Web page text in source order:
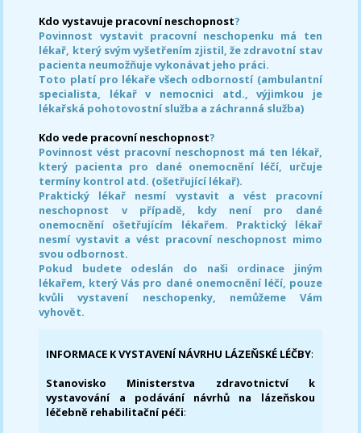
Kdo vystavuje pracovní neschopnost?
Povinnost vystavit pracovní neschopenku má ten
lékař, který svým vyšetřením zjistil, že zdravotní stav
pacienta neumožňuje vykonávat jeho práci.
Toto platí pro lékaře všech odborností (ambulantní
specialista, lékař v nemocnici atd., výjimkou je
lékařská pohotovostní služba a záchranná služba)
Kdo vede pracovní neschopnost?
Povinnost vést pracovní neschopnost má ten lékař,
který pacienta pro dané onemocnění léčí, určuje
termíny kontrol atd. (ošetřující lékař).
Praktický lékař nesmí vystavit a vést pracovní
neschopnost v případě, kdy není pro dané
onemocnění ošetřujícím lékařem. Praktický lékař
nesmí vystavit a vést pracovní neschopnost mimo
svou odbornost.
Pokud budete odeslán do naši ordinace jiným
lékařem, který Vás pro dané onemocnění léčí, pouze
kvůli vystavení neschopenky, nemůžeme Vám
vyhovět.
INFORMACE K VYSTAVENÍ NÁVRHU LÁZEŇSKÉ LÉČBY:
Stanovisko Ministerstva zdravotnictví k
vystavování a podávání návrhů na lázeňskou
léčebně rehabilitační péči: